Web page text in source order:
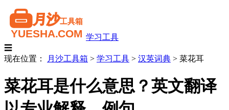
学习工具
☰
现在位置：
月沙工具箱 > 学习工具 > 汉英词典 > 菜花耳
菜花耳是什么意思？英文翻译